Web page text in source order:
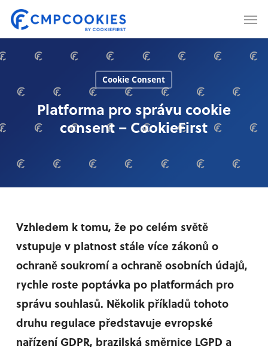
Skip
main
content
Cookie Consent
Platforma pro správu cookie
consent – CookieFirst
Vzhledem k tomu, že po celém světě
vstupuje v platnost stále více zákonů o
ochraně soukromí a ochraně osobních údajů,
rychle roste poptávka po platformách pro
správu souhlasů. Několik příkladů tohoto
druhu regulace představuje evropské
nařízení GDPR, brazilská směrnice LGPD a